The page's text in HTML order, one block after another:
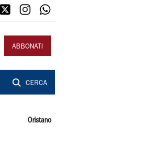
ABBONATI
CERCA
Oristano